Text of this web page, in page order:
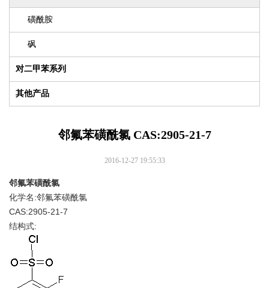
磺酰胺
砜
对二甲苯系列
其他产品
邻氟苯磺酰氯 CAS:2905-21-7
2016-12-27 19:55:33
邻氟苯磺酰氯
化学名:邻氟苯磺酰氯
CAS:2905-21-7
结构式: